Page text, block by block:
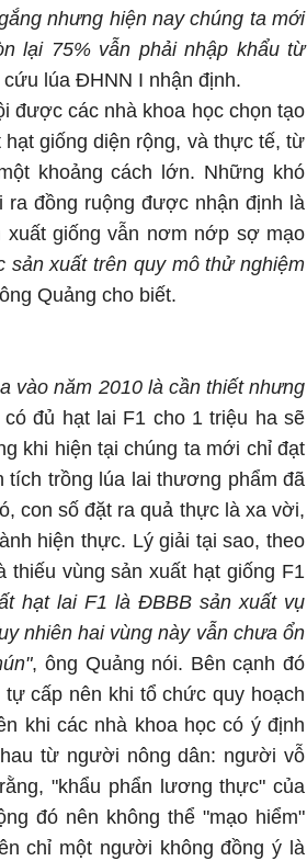
nhưng hiện nay chúng ta mới
lại 75% vẫn phải nhập khẩu từ
lúa ĐHNN I nhận định.
được các nhà khoa học chọn tạo
giống diện rộng, và thực tế, từ
khoảng cách lớn. Những khó
đồng ruộng được nhận định là
xuất giống vẫn nơm nớp sợ mạo
xuất trên quy mô thử nghiệm
Quảng cho biết.
vào năm 2010 là cần thiết nhưng
đủ hạt lai F1 cho 1 triệu ha sẽ
khi hiện tại chúng ta mới chỉ đạt
tích trồng lúa lai thương phẩm đã
con số đặt ra quả thực là xa vời,
hiện thực. Lý giải tại sao, theo
thiếu vùng sản xuất hạt giống F1
hạt lai F1 là ĐBBB sản xuất vụ
nhiên hai vùng này vẫn chưa ổn
, ông Quảng nói. Bên cạnh đó
cấp nên khi tổ chức quy hoạch
khi các nhà khoa học có ý định
từ người nông dân: người vỗ
"khẩu phẩn lương thực" của
đó nên không thể "mạo hiểm"
chỉ một người không đồng ý là